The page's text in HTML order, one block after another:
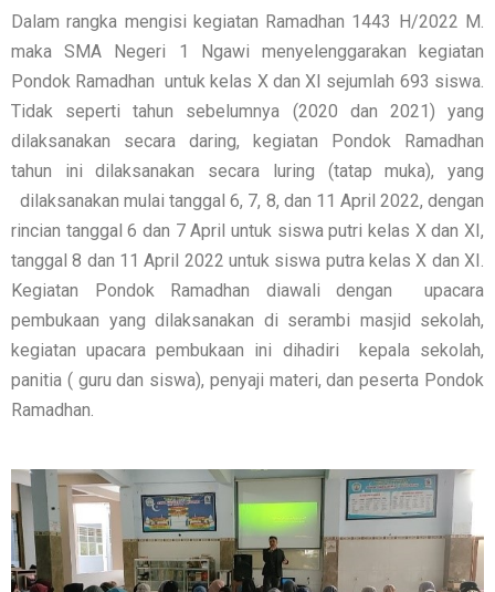
Dalam rangka mengisi kegiatan Ramadhan 1443 H/2022 M.
maka SMA Negeri 1 Ngawi menyelenggarakan kegiatan
Pondok Ramadhan untuk kelas X dan XI sejumlah 693 siswa.
Tidak seperti tahun sebelumnya (2020 dan 2021) yang
dilaksanakan secara daring, kegiatan Pondok Ramadhan
tahun ini dilaksanakan secara luring (tatap muka), yang
dilaksanakan mulai tanggal 6, 7, 8, dan 11 April 2022, dengan
rincian tanggal 6 dan 7 April untuk siswa putri kelas X dan XI,
tanggal 8 dan 11 April 2022 untuk siswa putra kelas X dan XI.
Kegiatan Pondok Ramadhan diawali dengan upacara
pembukaan yang dilaksanakan di serambi masjid sekolah,
kegiatan upacara pembukaan ini dihadiri kepala sekolah,
panitia ( guru dan siswa), penyaji materi, dan peserta Pondok
Ramadhan.